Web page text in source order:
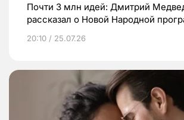
Почти 3 млн идей: Дмитрий
рассказал о Новой Народной
20:10 / 25.07.26